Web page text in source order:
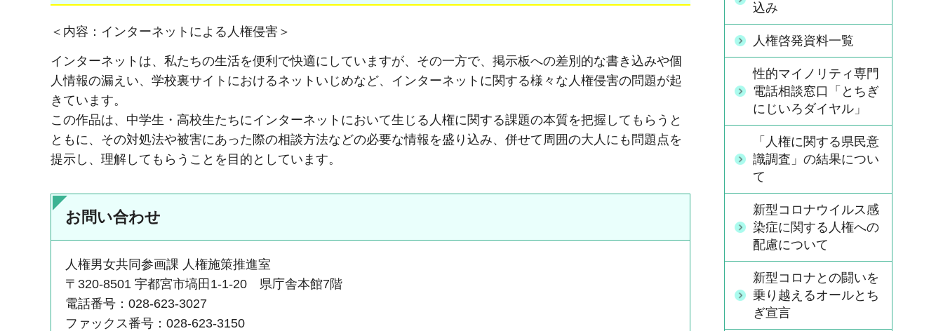
＜内容：インターネットによる人権侵害＞
インターネットは、私たちの生活を便利で快適にしていますが、その一方で、掲示板への差別的な書き込みや個
人情報の漏えい、学校裏サイトにおけるネットいじめなど、インターネットに関する様々な人権侵害の問題が起
きています。
この作品は、中学生・高校生たちにインターネットにおいて生じる人権に関する課題の本質を把握してもらうと
ともに、その対処法や被害にあった際の相談方法などの必要な情報を盛り込み、併せて周囲の大人にも問題点を
提示し、理解してもらうことを目的としています。
お問い合わせ
人権男女共同参画課 人権施策推進室
〒320-8501 宇都宮市塙田1-1-20 県庁舎本館7階
電話番号：028-623-3027
ファックス番号：028-623-3150
込み
人権啓発資料一覧
性的マイノリティ専門
電話相談窓口「とちぎ
にじいろダイヤル」
「人権に関する県民意
識調査」の結果につい
て
新型コロナウイルス感
染症に関する人権への
配慮について
新型コロナとの闘いを
乗り越えるオールとち
ぎ宣言